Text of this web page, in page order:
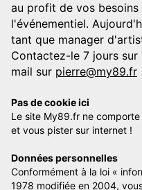
au profit de vos
l'événementiel.
tant que manager
Contactez-le 7 jours
mail sur pierre@my89.fr
Pas de cookie ici
Le site My89.fr ne
et vous pister sur internet !
Données personnelles
Conformément à la loi «
1978 modifiée en 2004,